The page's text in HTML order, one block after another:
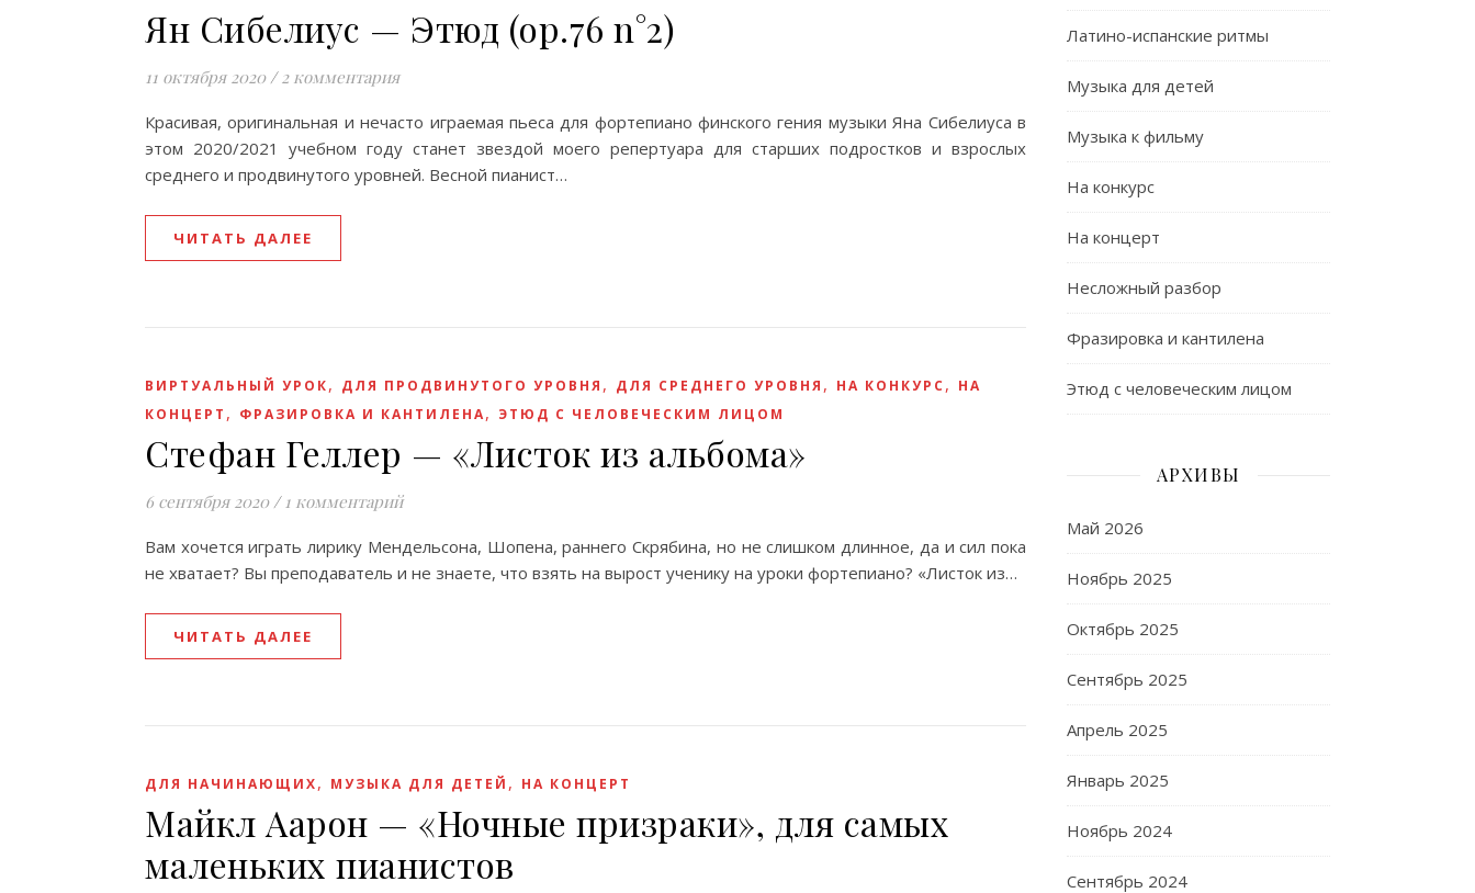
Ян Сибелиус — Этюд (op.76 n°2)
11 октября 2020 / 2 комментария
Красивая, оригинальная и нечасто играемая пьеса для фортепиано финского гения музыки Яна Сибелиуса в
этом 2020/2021 учебном году станет звездой моего репертуара для старших подростков и взрослых
среднего и продвинутого уровней. Весной пианист…
ЧИТАТЬ ДАЛЕЕ
ВИРТУАЛЬНЫЙ УРОК, ДЛЯ ПРОДВИНУТОГО УРОВНЯ , ДЛЯ СРЕДНЕГО УРОВНЯ , НА КОНКУРС , НА
КОНЦЕРТ , ФРАЗИРОВКА И КАНТИЛЕНА, ЭТЮД С ЧЕЛОВЕЧЕСКИМ ЛИЦОМ
Стефан Геллер — «Листок из альбома»
6 сентября 2020 / 1 комментарий
Вам хочется играть лирику Мендельсона, Шопена, раннего Скрябина, но не слишком длинное, да и сил пока
не хватает? Вы преподаватель и не знаете, что взять на вырост ученику на уроки фортепиано? «Листок из…
ЧИТАТЬ ДАЛЕЕ
ДЛЯ НАЧИНАЮЩИХ, МУЗЫКА ДЛЯ ДЕТЕЙ , НА КОНЦЕРТ
Майкл Аарон — «Ночные призраки», для самых
маленьких пианистов
Латино-испанские ритмы
Музыка для детей
Музыка к фильму
На конкурс
На концерт
Несложный разбор
Фразировка и кантилена
Этюд с человеческим лицом
АРХИВЫ
Май 2026
Ноябрь 2025
Октябрь 2025
Сентябрь 2025
Апрель 2025
Январь 2025
Ноябрь 2024
Сентябрь 2024